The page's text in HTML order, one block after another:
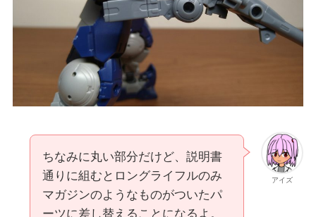
アイズ
ちなみに丸い部分だけど、説明書
通りに組むとロングライフルのみ
マガジンのようなものがついたパ
ーツに差し替えることになるよ。